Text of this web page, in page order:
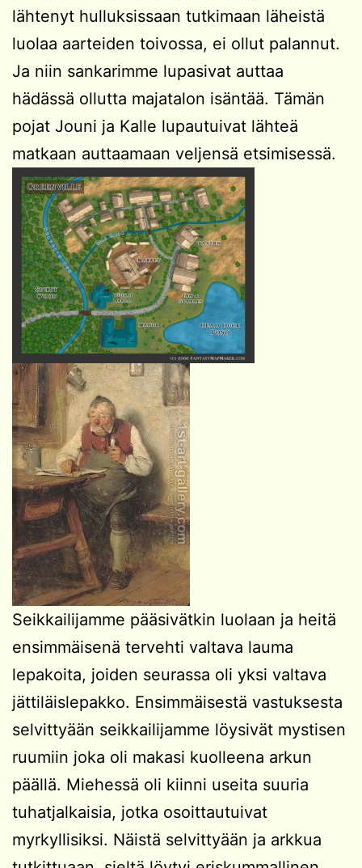
lähtenyt hulluksissaan tutkimaan läheistä
luolaa aarteiden toivossa, ei ollut palannut.
Ja niin sankarimme lupasivat auttaa
hädässä ollutta majatalon isäntää. Tämän
pojat Jouni ja Kalle lupautuivat lähteä
matkaan auttaamaan veljensä etsimisessä.
Seikkailijamme pääsivätkin luolaan ja heitä
ensimmäisenä tervehti valtava lauma
lepakoita, joiden seurassa oli yksi valtava
jättiläislepakko. Ensimmäisestä vastuksesta
selvittyään seikkailijamme löysivät mystisen
ruumiin joka oli makasi kuolleena arkun
päällä. Miehessä oli kiinni useita suuria
tuhatjalkaisia, jotka osoittautuivat
myrkyllisiksi. Näistä selvittyään ja arkkua